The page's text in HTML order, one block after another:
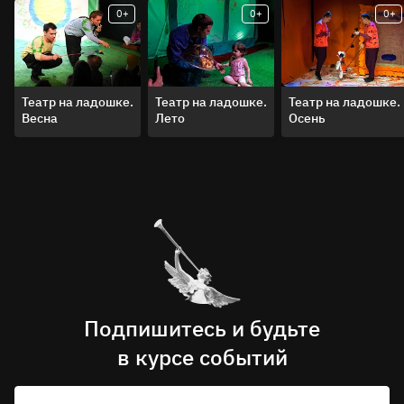
Продолжительность спектакля – 35-40 минут
без антракта
Премьера состоялась 1 февраля 2025 года
0+
Театр на ладошке.
Весна
0+
Театр на ладошке.
Лето
0+
Театр на ладошке.
Осень
Подпишитесь и будьте
в курсе событий